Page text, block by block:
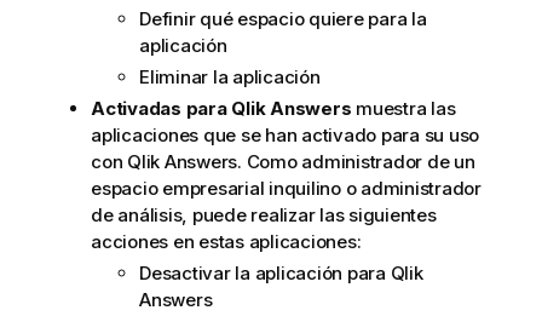
Definir qué espacio quiere para la
aplicación
Eliminar la aplicación
Activadas para Qlik Answers muestra las
aplicaciones que se han activado para su uso
con Qlik Answers. Como administrador de un
espacio empresarial inquilino o administrador
de análisis, puede realizar las siguientes
acciones en estas aplicaciones:
Desactivar la aplicación para Qlik
Answers